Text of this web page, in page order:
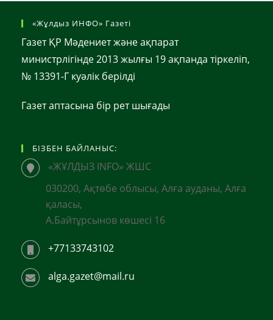
«Жұлдыз ИНФО» Газеті
Газет ҚР Мәдениет және ақпарат
министрлігінде 2013 жылғы 19 ақпанда тіркеліп,
№ 13391-Г куәлік берілді
Газет аптасына бір рет шығады
БІЗБЕН БАЙЛАНЫС:
«ЖҰЛДЫЗ INFO» ЖШС
030200, Ақтөбе облысы, Алға ауданы, Алға
қаласы,
А.Байтұрсынов көшесі 16
+77133743102
alga.gazet@mail.ru